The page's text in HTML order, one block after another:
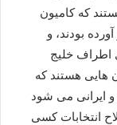
که کامیون
بودند، و
اطراف خلیج
هایی هستند که
و ایرانی می شود
انتخابات کسی